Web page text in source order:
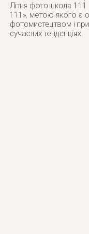
Літня фотошкола 111
111», метою якого є
фотомистецтвом і
сучасних тенденціях.